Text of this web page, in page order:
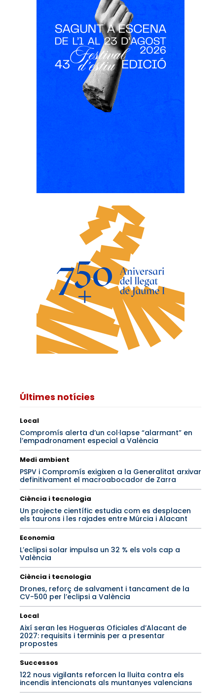
Últimes notícies
Local
Compromís alerta d’un col·lapse “alarmant” en
l’empadronament especial a València
Medi ambient
PSPV i Compromís exigixen a la Generalitat arxivar
definitivament el macroabocador de Zarra
Ciència i tecnologia
Un projecte científic estudia com es desplacen
els taurons i les rajades entre Múrcia i Alacant
Economia
L’eclipsi solar impulsa un 32 % els vols cap a
València
Ciència i tecnologia
Drones, reforç de salvament i tancament de la
CV-500 per l’eclipsi a València
Local
Així seran les Hogueras Oficiales d’Alacant de
2027: requisits i terminis per a presentar
propostes
Successos
122 nous vigilants reforcen la lluita contra els
incendis intencionats als muntanyes valencians